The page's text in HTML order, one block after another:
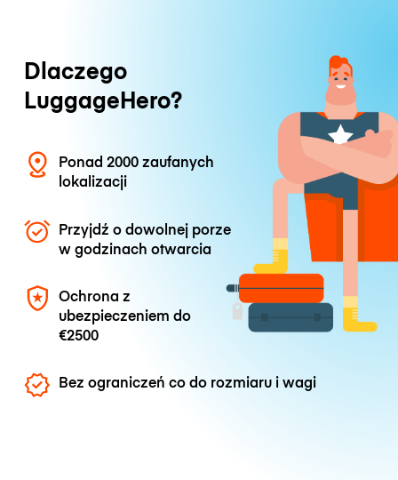
Dlaczego
LuggageHero?
Ponad 2000 zaufanych
lokalizacji
Przyjdź o dowolnej porze
w godzinach otwarcia
Ochrona z
ubezpieczeniem do
€2500
Bez ograniczeń co do rozmiaru i wagi